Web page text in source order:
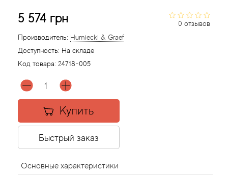
0 отзывов
5 574 грн
Производитель: Humiecki & Graef
Доступность: На складе
Код товара: 24718-005
Купить
Быстрый заказ
Основные характеристики
Absolument Parfumeur
Acca Kappa
Acqua di Parma
Acqua di Sardegna
Adidas
Статьи